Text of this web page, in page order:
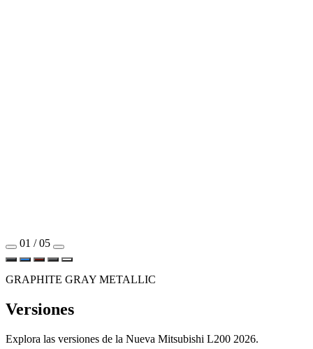
01 / 05
GRAPHITE GRAY METALLIC
Versiones
Explora las versiones de la Nueva Mitsubishi L200 2026.